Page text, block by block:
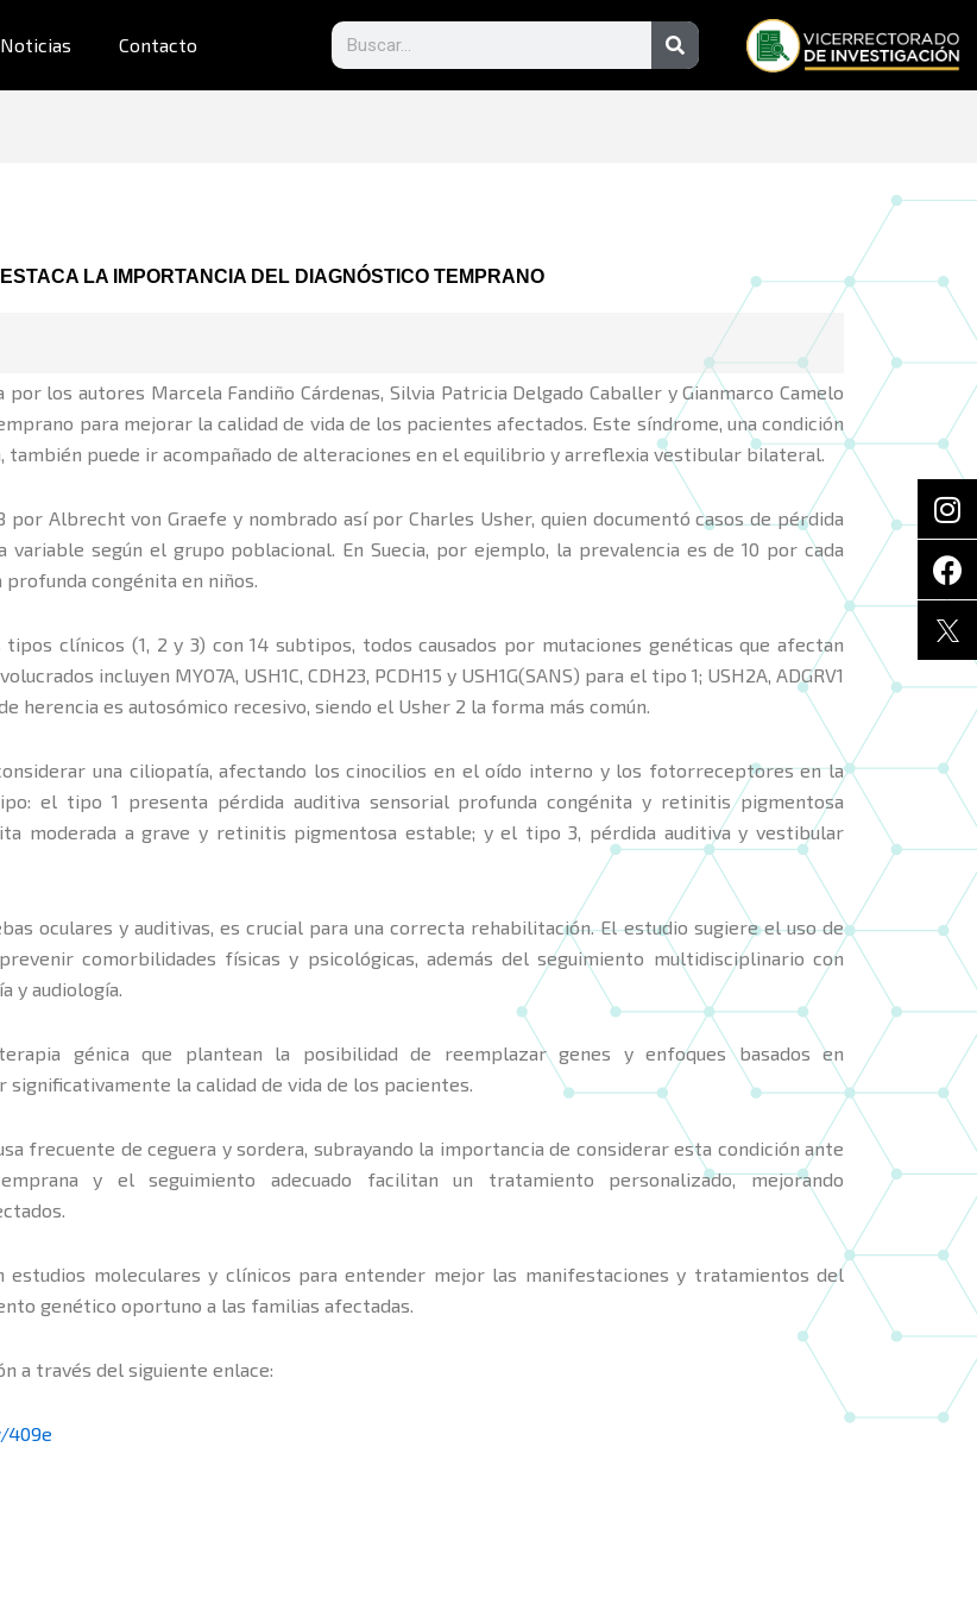
Noticias Contacto Search Search
LA IMPORTANCIA DEL DIAGNÓSTICO TEMPRANO
los autores Marcela Fandiño Cárdenas, Silvia Patricia Delgado Caballer y Gianmarco Camelo
para mejorar la calidad de vida de los pacientes afectados. Este síndrome, una condición
también puede ir acompañado de alteraciones en el equilibrio y arreflexia vestibular bilateral.
Albrecht von Graefe y nombrado así por Charles Usher, quien documentó casos de pérdida
según el grupo poblacional. En Suecia, por ejemplo, la prevalencia es de 10 por cada
congénita en niños.
clínicos (1, 2 y 3) con 14 subtipos, todos causados por mutaciones genéticas que afectan
incluyen MYO7A, USH1C, CDH23, PCDH15 y USH1G(SANS) para el tipo 1; USH2A, ADGRV1
herencia es autosómico recesivo, siendo el Usher 2 la forma más común.
una ciliopatía, afectando los cinocilios en el oído interno y los fotorreceptores en la
el tipo 1 presenta pérdida auditiva sensorial profunda congénita y retinitis pigmentosa
moderada a grave y retinitis pigmentosa estable; y el tipo 3, pérdida auditiva y vestibular
oculares y auditivas, es crucial para una correcta rehabilitación. El estudio sugiere el uso de
comorbilidades físicas y psicológicas, además del seguimiento multidisciplinario con
y audiología.
génica que plantean la posibilidad de reemplazar genes y enfoques basados en
la calidad de vida de los pacientes.
frecuente de ceguera y sordera, subrayando la importancia de considerar esta condición ante
y el seguimiento adecuado facilitan un tratamiento personalizado, mejorando
estudios moleculares y clínicos para entender mejor las manifestaciones y tratamientos del
genético oportuno a las familias afectadas.
a través del siguiente enlace:
409e